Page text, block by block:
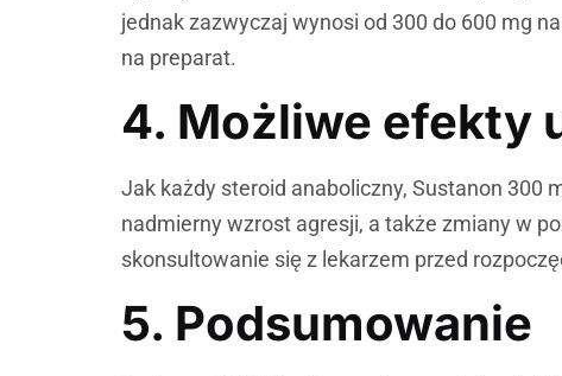
jednak zazwyczaj wynosi od 300 do 600 mg
na preparat.
4. Możliwe efekty
Jak każdy steroid anaboliczny, Sustanon 300
nadmierny wzrost agresji, a także zmiany w
skonsultowanie się z lekarzem przed
5. Podsumowanie